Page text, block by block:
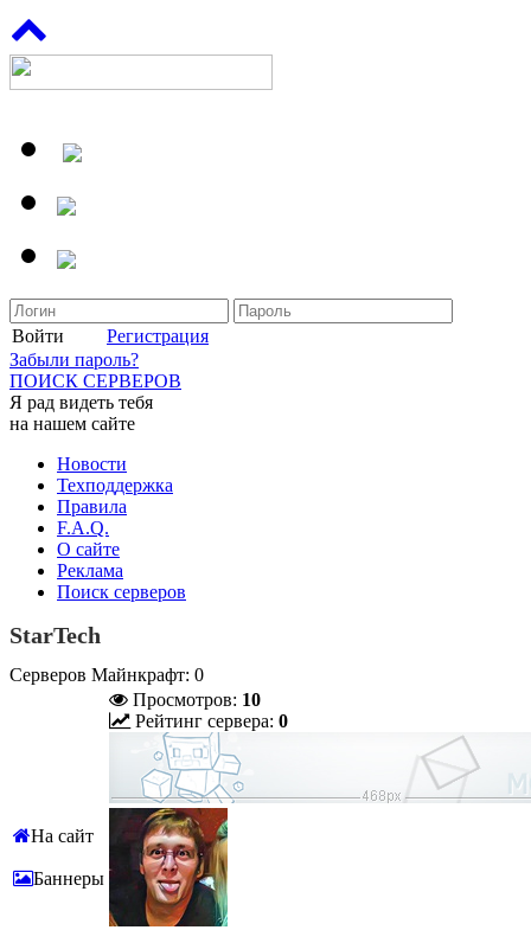
Войти
Регистрация
Забыли пароль?
ПОИСК СЕРВЕРОВ
Я рад видеть тебя
на нашем сайте
Новости
Техподдержка
Правила
F.A.Q.
О сайте
Реклама
Поиск серверов
StarTech
Серверов Майнкрафт: 0
На сайт
Баннеры
Просмотров: 10
Рейтинг сервера: 0